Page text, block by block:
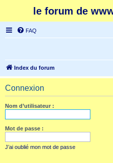
le forum de
FAQ
Index du forum
Connexion
Nom d’utilisateur :
Mot de passe :
J’ai oublié mon mot de passe